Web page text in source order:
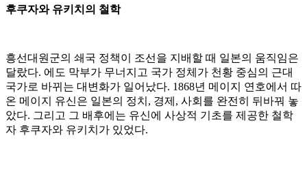
후쿠자와 유키치의 철학
흥선대원군의 쇄국 정책이 조선을 지배할 때 일본의 움직임은
달랐다. 에도 막부가 무너지고 국가 정체가 천황 중심의 근대
국가로 바뀌는 대변화가 일어났다. 1868년 메이지 연호에서 따
온 메이지 유신은 일본의 정치, 경제, 사회를 완전히 뒤바꿔 놓
았다. 그리고 그 배후에는 유신에 사상적 기초를 제공한 철학
자 후쿠자와 유키치가 있었다.